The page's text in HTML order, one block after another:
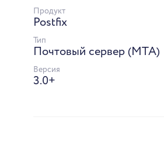
Продукт
Postfix
Тип
Почтовый сервер (MTA)
Версия
3.0+